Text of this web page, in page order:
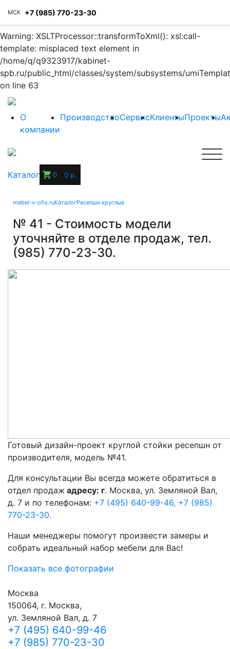
Warning: XSLTProcessor::transformToXml(): xsl:call-
template: misplaced text element in
/home/q/q9323917/kabinet-
spb.ru/public_html/classes/system/subsystems/
on line 63
МСК +7 (985) 770-23-30
О
компании
ПроизводствоСервисКлиентыПроекты
Каталог 0 0 р.
mebel-v-ofis.ruКаталогРесепшн круглые
№ 41 - Стоимость модели
уточняйте в отделе продаж, тел.
(985) 770-23-30.
Готовый дизайн-проект круглой стойки ресепшн от
производителя, модель №41.
Для консультации Вы всегда можете обратиться в
отдел продаж адресу: г. Москва, ул. Земляной Вал,
д. 7 и по телефонам: +7 (495) 640-99-46, +7 (985)
770-23-30.
Наши менеджеры помогут произвести замеры и
собрать идеальный набор мебели для Вас!
Показать все фотографии
Москва
150064, г. Москва,
ул. Земляной Вал, д. 7
+7 (495) 640-99-46
+7 (985) 770-23-30